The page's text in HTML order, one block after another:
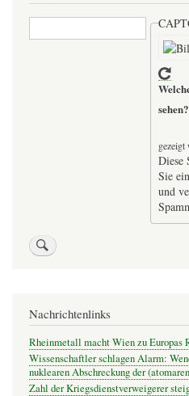
Suche
sehen?
gezeigt
Diese
Sie
und
Nachrichtenlinks
Rheinmetall macht Wien zu Europas
Wissenschaftler schlagen Alarm:
nuklearen Abschreckung der
Zahl der Kriegsdienstverweigerer